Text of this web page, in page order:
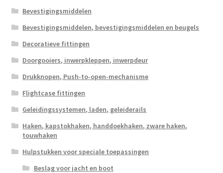
Bevestigingsmiddelen
Bevestigingsmiddelen, bevestigingsmiddelen en beugels
Decoratieve fittingen
Doorgooiers, inwerpkleppen, inwerpdeur
Drukknopen, Push-to-open-mechanisme
Flightcase fittingen
Geleidingssystemen, laden, geleiderails
Haken, kapstokhaken, handdoekhaken, zware haken,
touwhaken
Hulpstukken voor speciale toepassingen
Beslag voor jacht en boot